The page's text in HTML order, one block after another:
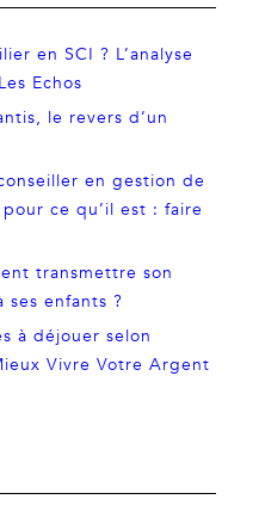
en SCI ? L’analyse
Echos
le revers d’un
en gestion de
ce qu’il est : faire
transmettre son
ses enfants ?
à déjouer selon
Vivre Votre Argent